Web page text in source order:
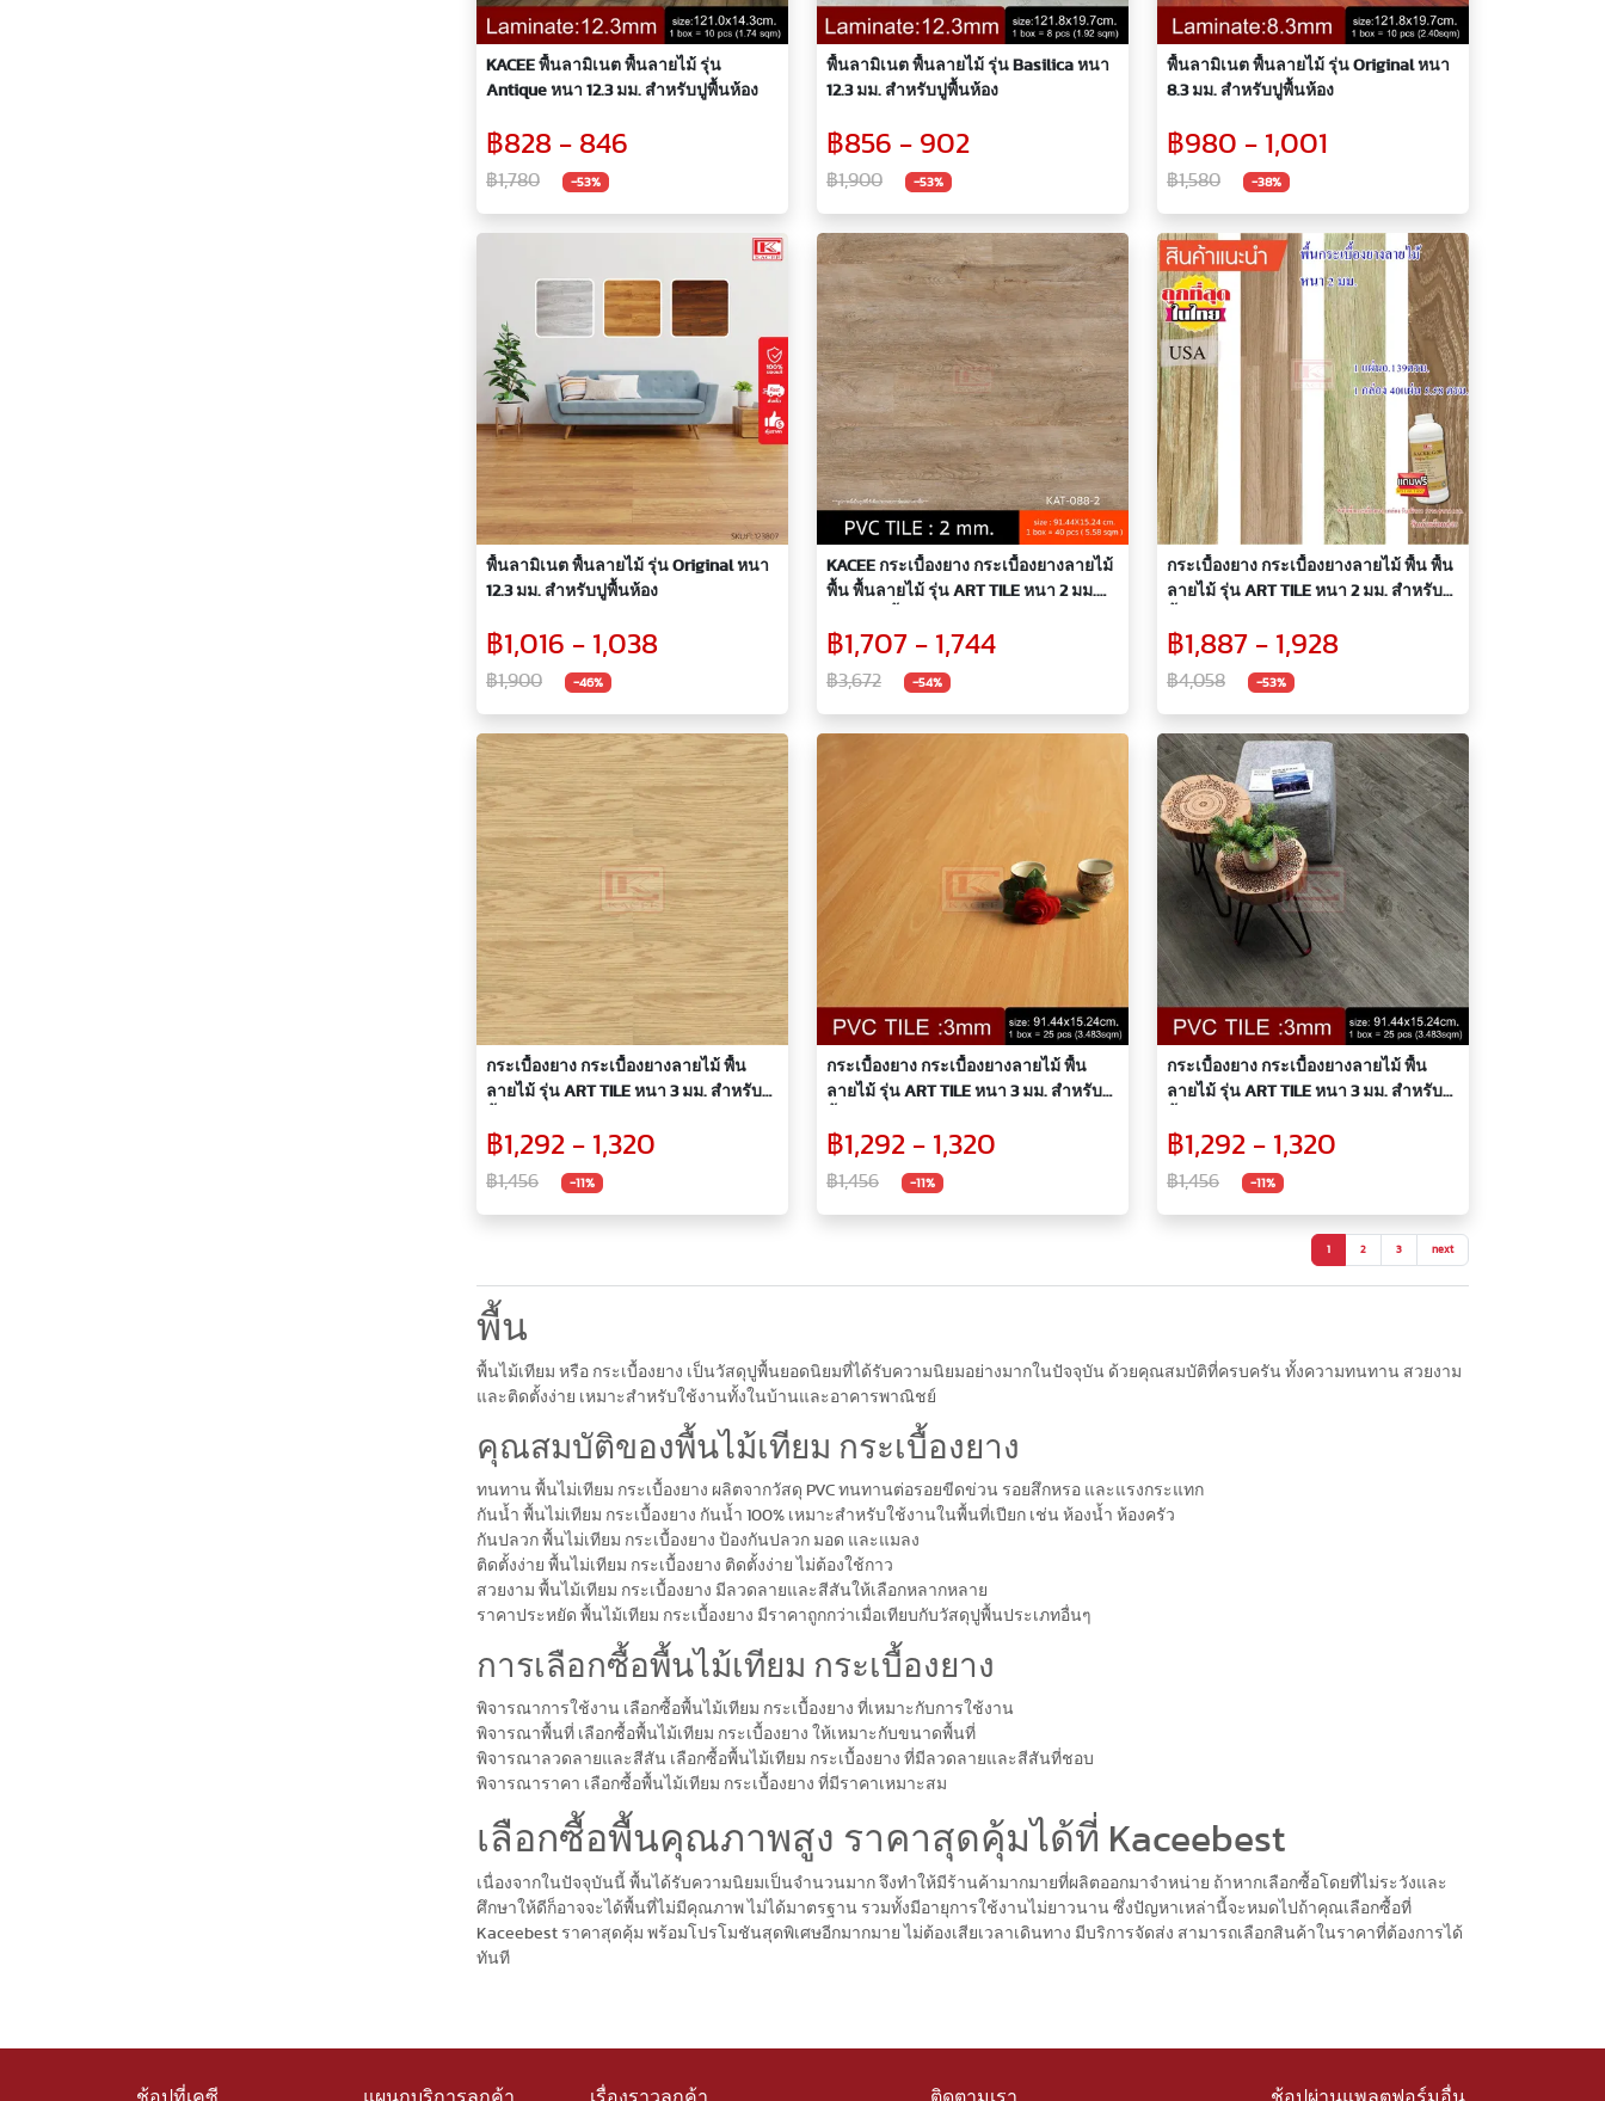
KACEE พื้นลามิเนต พื้นลายไม้ รุ่น
Antique หนา 12.3 มม. สำหรับปูพื้นห้อง
฿828 - 846
฿1,780 -53%
พื้นลามิเนต พื้นลายไม้ รุ่น Basilica หนา
12.3 มม. สำหรับปูพื้นห้อง
฿856 - 902
฿1,900 -53%
พื้นลามิเนต พื้นลายไม้ รุ่น Original หนา
8.3 มม. สำหรับปูพื้นห้อง
฿980 - 1,001
฿1,580 -38%
พื้นลามิเนต พื้นลายไม้ รุ่น Original หนา
12.3 มม. สำหรับปูพื้นห้อง
฿1,016 - 1,038
฿1,900 -46%
KACEE กระเบื้องยาง กระเบื้องยางลายไม้
พื้น พื้นลายไม้ รุ่น ART TILE หนา 2 มม.
฿1,707 - 1,744
฿3,672 -54%
กระเบื้องยาง กระเบื้องยางลายไม้ พื้น พื้น
ลายไม้ รุ่น ART TILE หนา 2 มม. สำหรับปู
฿1,887 - 1,928
฿4,058 -53%
กระเบื้องยาง กระเบื้องยางลายไม้ พื้น
ลายไม้ รุ่น ART TILE หนา 3 มม. สำหรับปู
฿1,292 - 1,320
฿1,456 -11%
กระเบื้องยาง กระเบื้องยางลายไม้ พื้น
ลายไม้ รุ่น ART TILE หนา 3 มม. สำหรับปู
฿1,292 - 1,320
฿1,456 -11%
กระเบื้องยาง กระเบื้องยางลายไม้ พื้น
ลายไม้ รุ่น ART TILE หนา 3 มม. สำหรับปู
฿1,292 - 1,320
฿1,456 -11%
1 2 3 next
พื้น
พื้นไม้เทียม หรือ กระเบื้องยาง เป็นวัสดุปูพื้นยอดนิยมที่ได้รับความนิยมอย่างมากในปัจจุบัน ด้วยคุณสมบัติที่ครบครัน ทั้งความทนทาน สวยงาม
และติดตั้งง่าย เหมาะสำหรับใช้งานทั้งในบ้านและอาคารพาณิชย์
คุณสมบัติของพื้นไม้เทียม กระเบื้องยาง
ทนทาน พื้นไม่เทียม กระเบื้องยาง ผลิตจากวัสดุ PVC ทนทานต่อรอยขีดข่วน รอยสึกหรอ และแรงกระแทก
กันน้ำ พื้นไม่เทียม กระเบื้องยาง กันน้ำ 100% เหมาะสำหรับใช้งานในพื้นที่เปียก เช่น ห้องน้ำ ห้องครัว
กันปลวก พื้นไม่เทียม กระเบื้องยาง ป้องกันปลวก มอด และแมลง
ติดตั้งง่าย พื้นไม่เทียม กระเบื้องยาง ติดตั้งง่าย ไม่ต้องใช้กาว
สวยงาม พื้นไม้เทียม กระเบื้องยาง มีลวดลายและสีสันให้เลือกหลากหลาย
ราคาประหยัด พื้นไม้เทียม กระเบื้องยาง มีราคาถูกกว่าเมื่อเทียบกับวัสดุปูพื้นประเภทอื่นๆ
การเลือกซื้อพื้นไม้เทียม กระเบื้องยาง
พิจารณาการใช้งาน เลือกซื้อพื้นไม้เทียม กระเบื้องยาง ที่เหมาะกับการใช้งาน
พิจารณาพื้นที่ เลือกซื้อพื้นไม้เทียม กระเบื้องยาง ให้เหมาะกับขนาดพื้นที่
พิจารณาลวดลายและสีสัน เลือกซื้อพื้นไม้เทียม กระเบื้องยาง ที่มีลวดลายและสีสันที่ชอบ
พิจารณาราคา เลือกซื้อพื้นไม้เทียม กระเบื้องยาง ที่มีราคาเหมาะสม
เลือกซื้อพื้นคุณภาพสูง ราคาสุดคุ้มได้ที่ Kaceebest
เนื่องจากในปัจจุบันนี้ พื้นได้รับความนิยมเป็นจำนวนมาก จึงทำให้มีร้านค้ามากมายที่ผลิตออกมาจำหน่าย ถ้าหากเลือกซื้อโดยที่ไม่ระวังและ
ศึกษาให้ดีก็อาจจะได้พื้นที่ไม่มีคุณภาพ ไม่ได้มาตรฐาน รวมทั้งมีอายุการใช้งานไม่ยาวนาน ซึ่งปัญหาเหล่านี้จะหมดไปถ้าคุณเลือกซื้อที่
Kaceebest ราคาสุดคุ้ม พร้อมโปรโมชันสุดพิเศษอีกมากมาย ไม่ต้องเสียเวลาเดินทาง มีบริการจัดส่ง สามารถเลือกสินค้าในราคาที่ต้องการได้
ทันที
ช้อปที่เคซี แผนกบริการลูกค้า เรื่องราวลูกค้า ติดตามเรา ช้อปผ่านแพลตฟอร์มอื่น